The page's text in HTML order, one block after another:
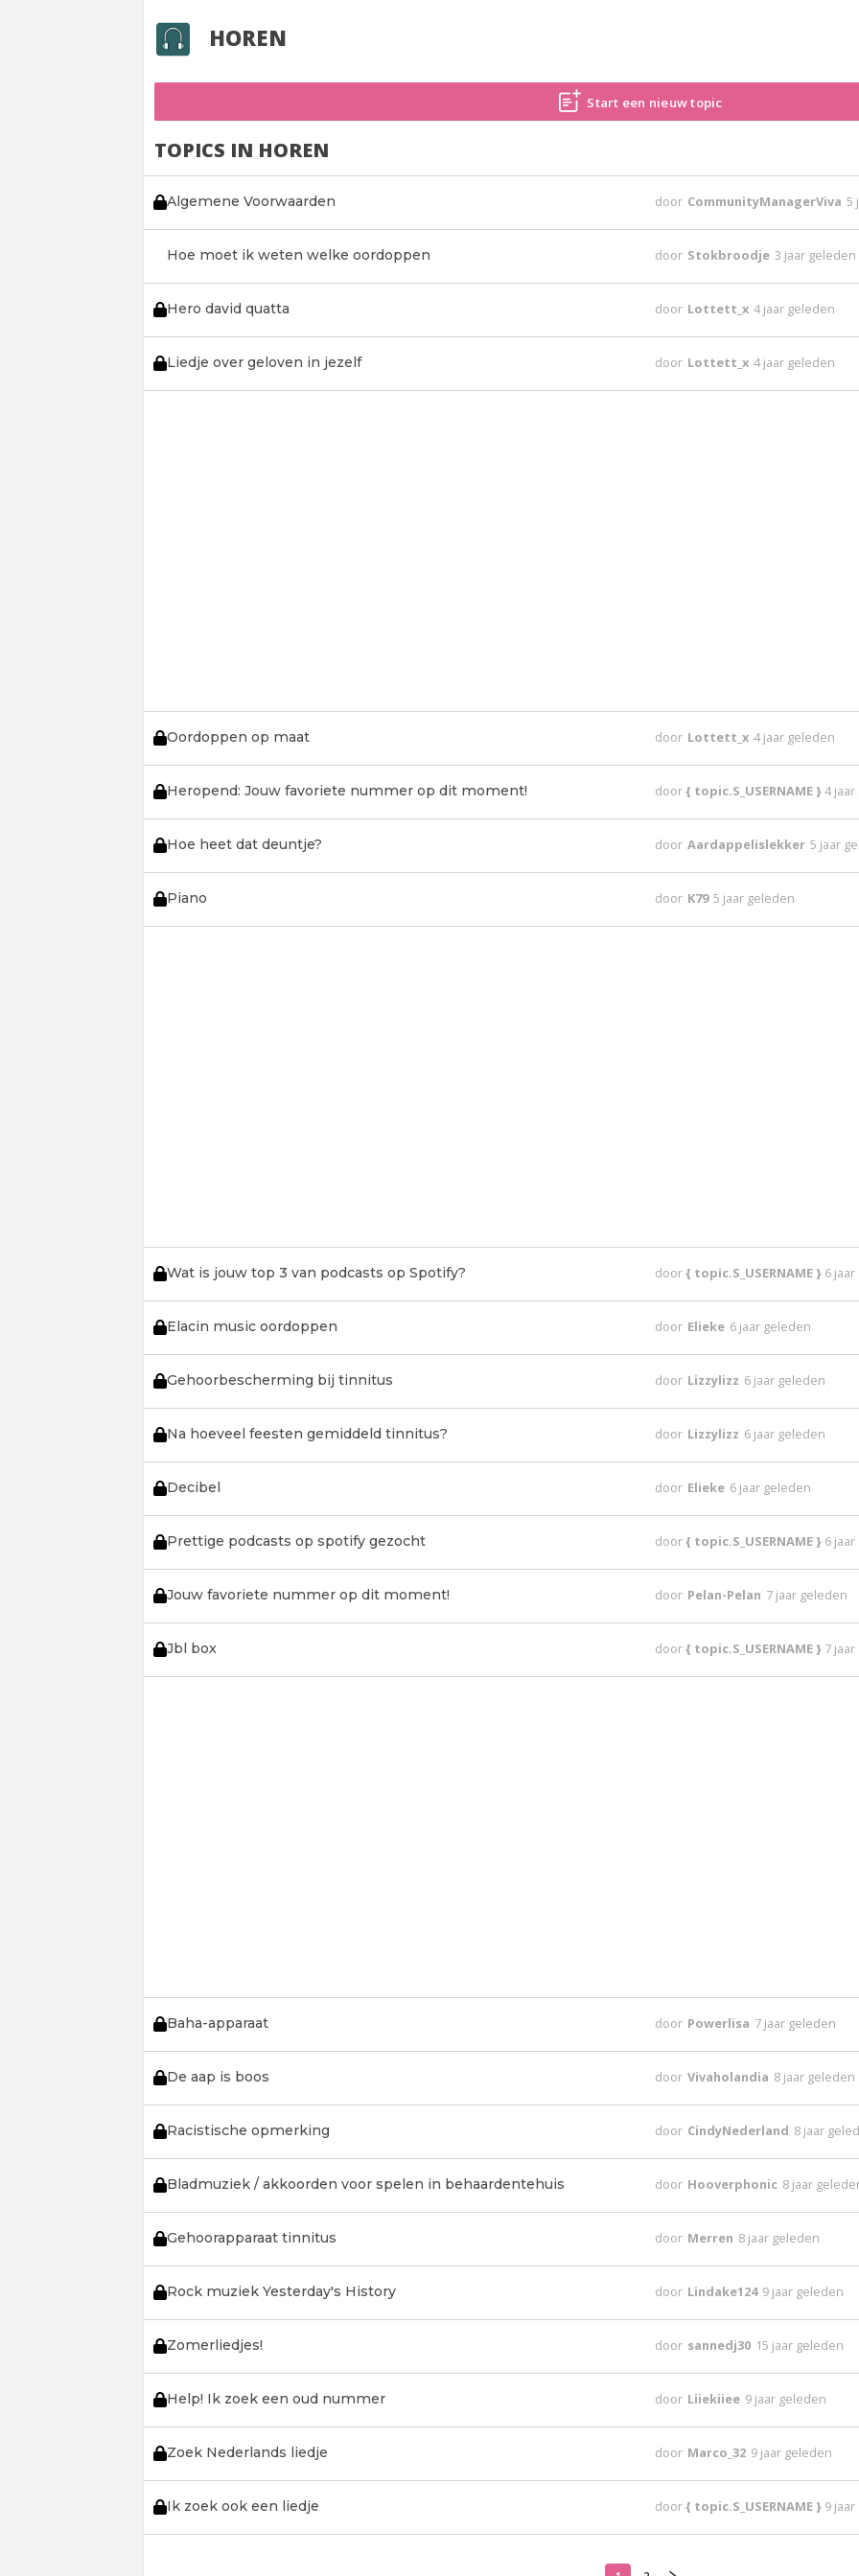
HOREN
Start een nieuw topic
TOPICS IN HOREN
Algemene Voorwaarden door CommunityManagerViva 5
Hoe moet ik weten welke oordoppen door Stokbroodje 3 jaar geleden
Hero david quatta door Lottett_x 4 jaar geleden
Liedje over geloven in jezelf door Lottett_x 4 jaar geleden
Oordoppen op maat door Lottett_x 4 jaar geleden
Heropend: Jouw favoriete nummer op dit moment! door{ topic.S_USERNAME }4
Hoe heet dat deuntje? door Aardappelislekker 5 jaar
Piano door K79 5 jaar geleden
Wat is jouw top 3 van podcasts op Spotify? door{ topic.S_USERNAME } 6
Elacin music oordoppen door Elieke 6 jaar geleden
Gehoorbescherming bij tinnitus door Lizzylizz 6 jaar geleden
Na hoeveel feesten gemiddeld tinnitus? door Lizzylizz 6 jaar geleden
Decibel door Elieke 6 jaar geleden
Prettige podcasts op spotify gezocht door{ topic.S_USERNAME } 6
Jouw favoriete nummer op dit moment! door Pelan-Pelan 7 jaar geleden
Jbl box door{ topic.S_USERNAME } 7
Baha-apparaat door Powerlisa 7 jaar geleden
De aap is boos door Vivaholandia 8 jaar geleden
Racistische opmerking door CindyNederland 8 jaar
Bladmuziek / akkoorden voor spelen in behaardentehuis door Hooverphonic 8 jaar
Gehoorapparaat tinnitus door Merren 8 jaar geleden
Rock muziek Yesterday's History door Lindake124 9 jaar geleden
Zomerliedjes! door sannedj30 15 jaar geleden
Help! Ik zoek een oud nummer door Liiekiiee 9 jaar geleden
Zoek Nederlands liedje door Marco_32 9 jaar geleden
Ik zoek ook een liedje door{ topic.S_USERNAME } 9